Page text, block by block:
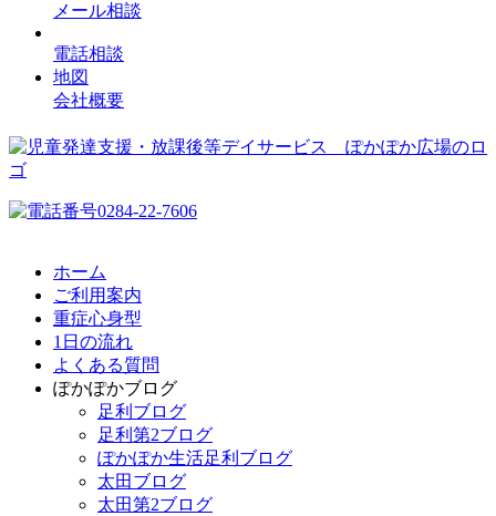
メール相談
電話相談
地図
会社概要
ホーム
ご利用案内
重症心身型
1日の流れ
よくある質問
ぽかぽかブログ
足利ブログ
足利第2ブログ
ぽかぽか生活足利ブログ
太田ブログ
太田第2ブログ